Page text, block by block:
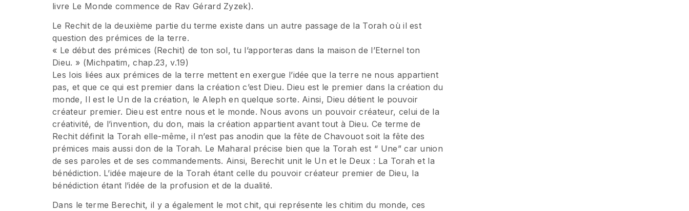
livre Le Monde commence de Rav Gérard Zyzek).
Le Rechit de la deuxième partie du terme existe dans un autre passage de la Torah où il est
question des prémices de la terre.
« Le début des prémices (Rechit) de ton sol, tu l’apporteras dans la maison de l’Eternel ton
Dieu. » (Michpatim, chap.23, v.19)
Les lois liées aux prémices de la terre mettent en exergue l’idée que la terre ne nous appartient
pas, et que ce qui est premier dans la création c’est Dieu. Dieu est le premier dans la création du
monde, Il est le Un de la création, le Aleph en quelque sorte. Ainsi, Dieu détient le pouvoir
créateur premier. Dieu est entre nous et le monde. Nous avons un pouvoir créateur, celui de la
créativité, de l’invention, du don, mais la création appartient avant tout à Dieu. Ce terme de
Rechit définit la Torah elle-même, il n’est pas anodin que la fête de Chavouot soit la fête des
prémices mais aussi don de la Torah. Le Maharal précise bien que la Torah est “ Une” car union
de ses paroles et de ses commandements. Ainsi, Berechit unit le Un et le Deux : La Torah et la
bénédiction. L’idée majeure de la Torah étant celle du pouvoir créateur premier de Dieu, la
bénédiction étant l’idée de la profusion et de la dualité.
Dans le terme Berechit, il y a également le mot chit, qui représente les chitim du monde, ces